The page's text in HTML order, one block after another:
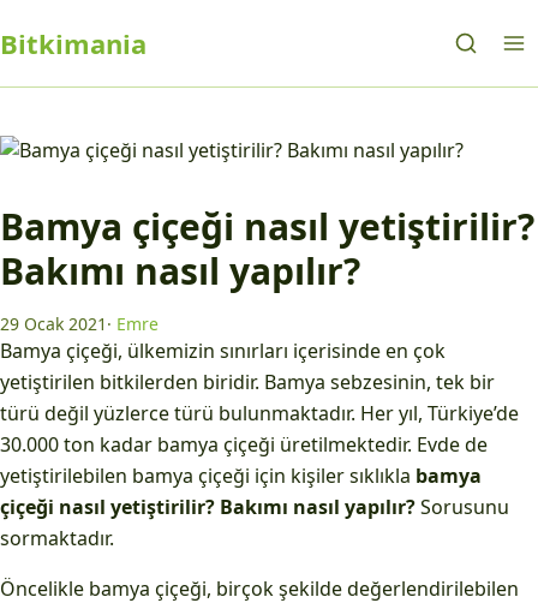
Bitkimania
Bamya çiçeği nasıl yetiştirilir?
Bakımı nasıl yapılır?
29 Ocak 2021 · Emre
Bamya çiçeği, ülkemizin sınırları içerisinde en çok
yetiştirilen bitkilerden biridir. Bamya sebzesinin, tek bir
türü değil yüzlerce türü bulunmaktadır. Her yıl, Türkiye’de
30.000 ton kadar bamya çiçeği üretilmektedir. Evde de
yetiştirilebilen bamya çiçeği için kişiler sıklıkla bamya
çiçeği nasıl yetiştirilir? Bakımı nasıl yapılır?Sorusunu
sormaktadır.
Öncelikle bamya çiçeği, birçok şekilde değerlendirilebilen